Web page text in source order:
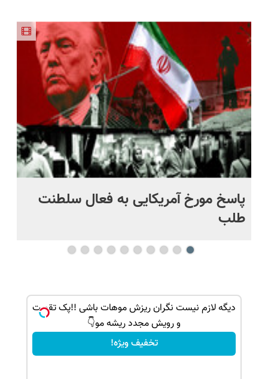
اروپا، سبک
و مقاوم |
پرداخت
قسطی
رایگان+پرداخت
اقساطی😍
صرفه)
باشگاه
انقلاب
پاسخ مورخ آمریکایی به فعال سلطنت
طلب
دیگه لازم نیست نگران ریزش موهات باشی !!پک تقویت
و رویش مجدد ریشه مو👇
تخفیف ویژه!